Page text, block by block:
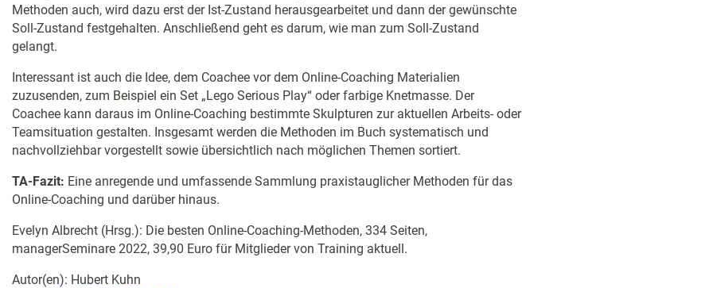
Methoden auch, wird dazu erst der Ist-Zustand herausgearbeitet und dann der gewünschte
Soll-Zustand festgehalten. Anschließend geht es darum, wie man zum Soll-Zustand
gelangt.
Interessant ist auch die Idee, dem Coachee vor dem Online-Coaching Materialien
zuzusenden, zum Beispiel ein Set „Lego Serious Play“ oder farbige Knetmasse. Der
Coachee kann daraus im Online-Coaching bestimmte Skulpturen zur aktuellen Arbeits- oder
Teamsituation gestalten. Insgesamt werden die Methoden im Buch systematisch und
nachvollziehbar vorgestellt sowie übersichtlich nach möglichen Themen sortiert.
TA-Fazit: Eine anregende und umfassende Sammlung praxistauglicher Methoden für das
Online-Coaching und darüber hinaus.
Evelyn Albrecht (Hrsg.): Die besten Online-Coaching-Methoden, 334 Seiten,
managerSeminare 2022, 39,90 Euro für Mitglieder von Training aktuell.
Autor(en): Hubert Kuhn